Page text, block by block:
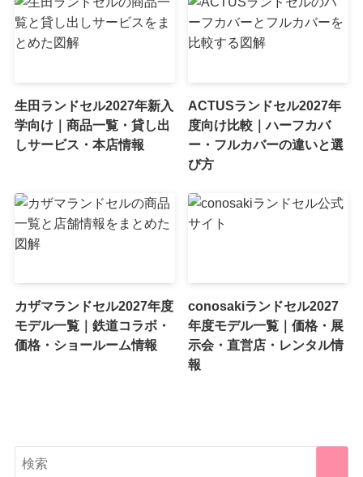
生田ランドセル2027年新入
学向け｜商品一覧・貸し出
しサービス・本店情報
ACTUSランドセル2027年
度向け比較｜ハーフカバ
ー・フルカバーの違いと選
び方
カザマランドセル2027年度
モデル一覧｜鉄道コラボ・
価格・ショールーム情報
conosakiランドセル2027
年度モデル一覧｜価格・展
示会・直営店・レンタル情
報